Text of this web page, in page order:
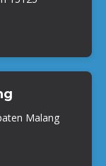
Malang